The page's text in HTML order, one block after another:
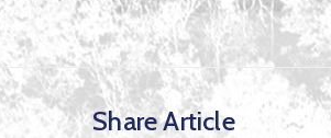
Share Article